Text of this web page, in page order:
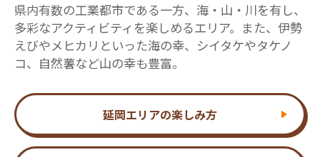
県内有数の工業都市である一方、海・山・川を有し、
多彩なアクティビティを楽しめるエリア。また、伊勢
えびやメヒカリといった海の幸、シイタケやタケノ
コ、自然薯など山の幸も豊富。
延岡エリアの楽しみ方